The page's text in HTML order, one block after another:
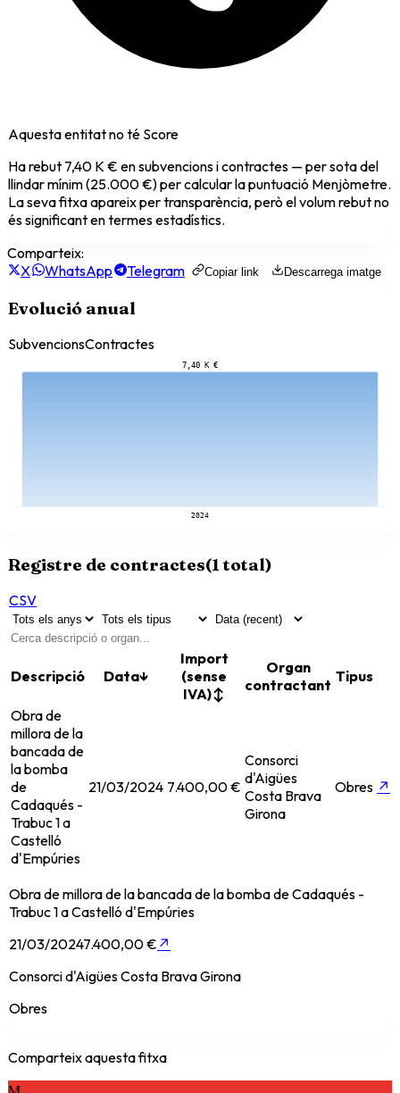
Aquesta entitat no té Score
Ha rebut 7,40 K € en subvencions i contractes — per sota del
llindar mínim (25.000 €) per calcular la puntuació Menjòmetre.
La seva fitxa apareix per transparència, però el volum rebut no
és significant en termes estadístics.
Comparteix:
X
WhatsApp Telegram Copiar link Descarrega imatge
Evolució anual
SubvencionsContractes
7,40 K €
2024
Registre de contractes(1total)
CSV
Descripció Data↓
Import
(sense
IVA)↕
Organ
contractant Tipus
Obra de
millora de la
bancada de
la bomba
de
Cadaqués -
Trabuc 1 a
Castelló
d'Empúries
21/03/2024 7.400,00 €
Consorci
d'Aigües
Costa Brava
Girona
Obres ↗
Obra de millora de la bancada de la bomba de Cadaqués -
Trabuc 1 a Castelló d'Empúries
21/03/20247.400,00 € ↗
Consorci d'Aigües Costa Brava Girona
Obres
Comparteix aquesta fitxa